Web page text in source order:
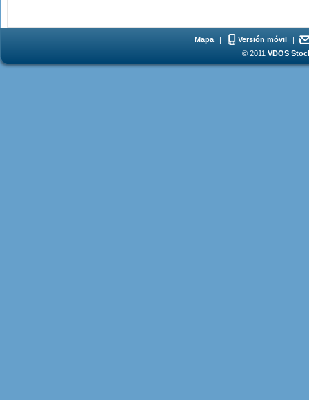
Mapa | Versión móvil
|
© 2011 VDOS